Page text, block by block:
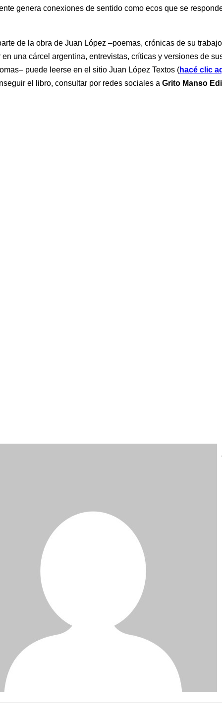
genera conexiones de sentido como ecos que se
de la obra de Juan López –poemas, crónicas de su
en una cárcel argentina, entrevistas, críticas y versiones de
puede leerse en el sitio Juan López Textos (hacé clic
el libro, consultar por redes sociales a Grito Manso